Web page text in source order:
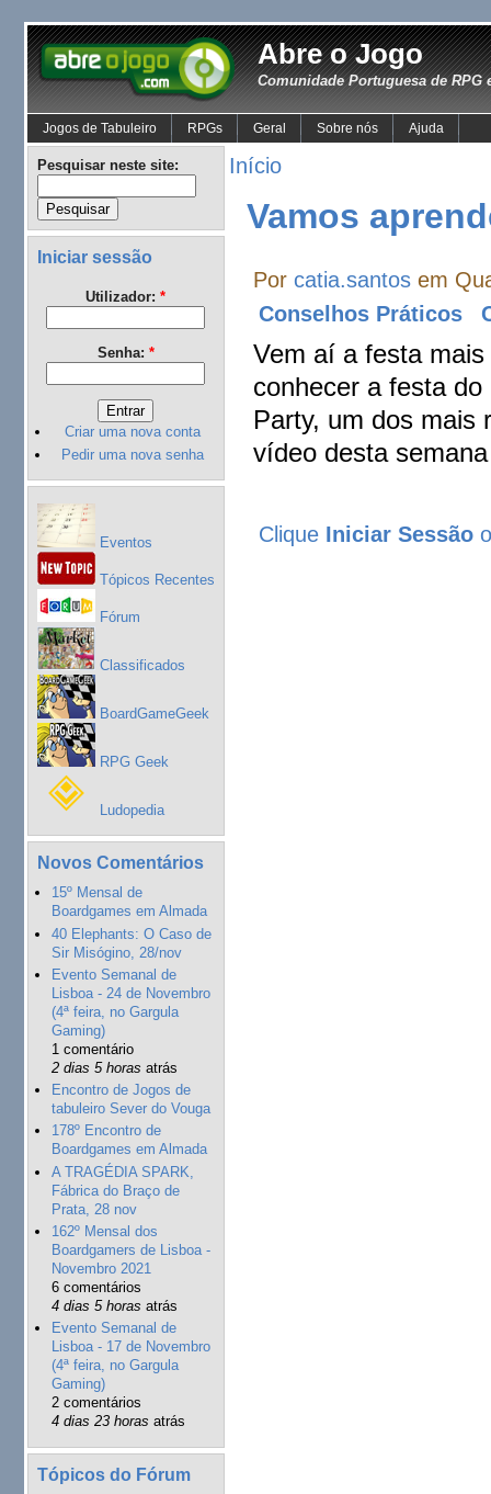
Abre o Jogo
Comunidade Portuguesa de RPG
Jogos de Tabuleiro RPGs Geral Sobre nós Ajuda
Pesquisar neste site:
Iniciar sessão
Utilizador: *
Senha: *
Criar uma nova conta
Pedir uma nova senha
Eventos
Tópicos Recentes
Fórum
Classificados
BoardGameGeek
RPG Geek
Ludopedia
Novos Comentários
15º Mensal de
Boardgames em Almada
40 Elephants: O Caso de
Sir Misógino, 28/nov
Evento Semanal de
Lisboa - 24 de Novembro
(4ª feira, no Gargula
Gaming)
1 comentário
2 dias 5 horas atrás
Encontro de Jogos de
tabuleiro Sever do Vouga
178º Encontro de
Boardgames em Almada
A TRAGÉDIA SPARK,
Fábrica do Braço de
Prata, 28 nov
162º Mensal dos
Boardgamers de Lisboa -
Novembro 2021
6 comentários
4 dias 5 horas atrás
Evento Semanal de
Lisboa - 17 de Novembro
(4ª feira, no Gargula
Gaming)
2 comentários
4 dias 23 horas atrás
Tópicos do Fórum
Início
Vamos
Porcatia.santos em
Conselhos Práticos
Vem aí a festa
conhecer a festa
Party, um dos mais
vídeo desta
Clique Iniciar Sessão